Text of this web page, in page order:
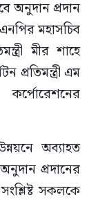
অনুদান প্রদান
মহাসচিব
মীর শাহে
প্রতিমন্ত্রী এম
অব্যাহত
প্রদানের
সকলকে